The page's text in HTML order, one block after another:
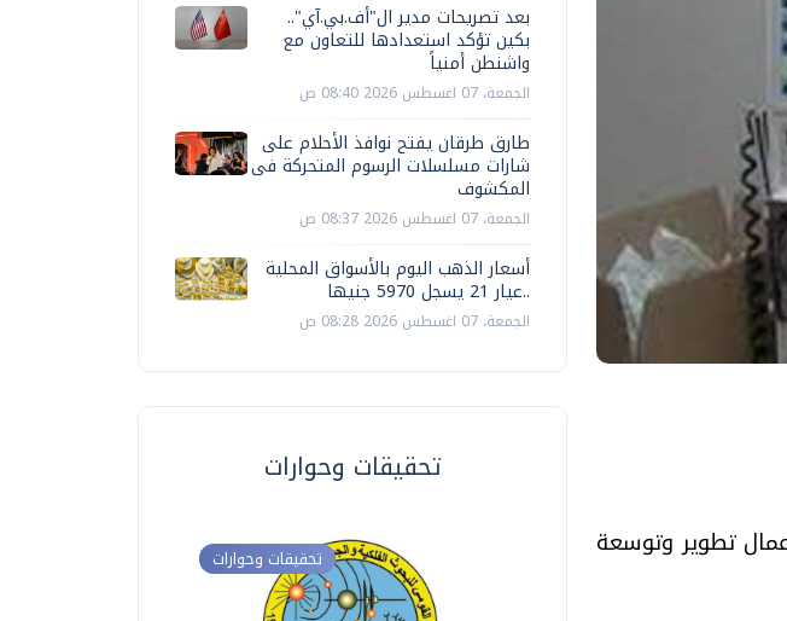
تطوير وتوسعة
بعد تصريحات مدير ال"أف.بي.آي"..
بكين تؤكد استعدادها للتعاون مع
واشنطن أمنياً
الجمعة، 07 اغسطس 2026 08:40 ص
طارق طرقان يفتح نوافذ الأحلام على
شارات مسلسلات الرسوم المتحركة فى
المكشوف
الجمعة، 07 اغسطس 2026 08:37 ص
أسعار الذهب اليوم بالأسواق المحلية
..عيار 21 يسجل 5970 جنيها
الجمعة، 07 اغسطس 2026 08:28 ص
تحقيقات وحوارات
تحقيقات وحوارات تحقيقات وحوارات